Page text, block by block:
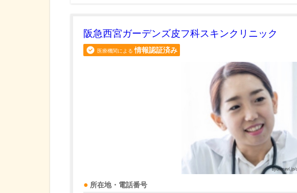
阪急西宮ガーデンズ皮フ科スキンクリニック
医療機関による 情報認証済み
所在地・電話番号